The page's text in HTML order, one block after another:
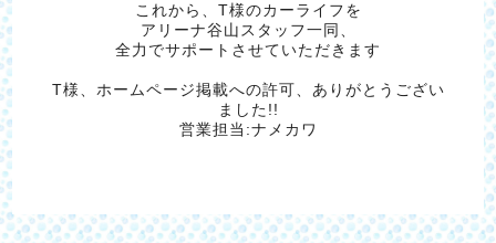
これから、T様のカーライフを
アリーナ谷山スタッフ一同、
全力でサポートさせていただきます
T様、ホームページ掲載への許可、ありがとうござい
ました!!
営業担当:ナメカワ